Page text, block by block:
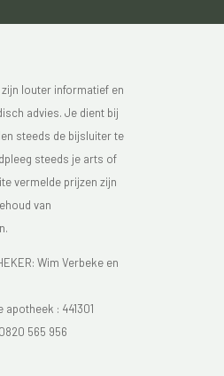
louter informatief en
advies. Je dient bij
steeds de bijsluiter te
steeds je arts of
vermelde prijzen zijn
van
Wim Verbeke en
apotheek : 441301
565 956